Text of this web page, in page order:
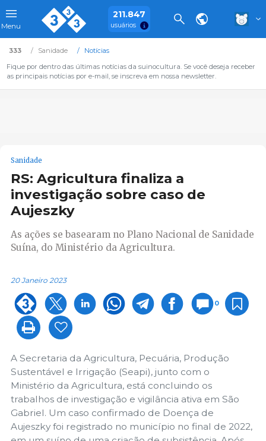
Menu
211.847
usuários
333 Sanidade
Notícias
Fique por dentro das últimas notícias da suinocultura. Se você deseja receber
as principais notícias por e-mail, se inscreva em nossa newsletter.
Sanidade
RS: Agricultura finaliza a
investigação sobre caso de
Aujeszky
As ações se basearam no Plano Nacional de Sanidade
Suína, do Ministério da Agricultura.
20 Janeiro 2023
0
A Secretaria da Agricultura, Pecuária, Produção
Sustentável e Irrigação (Seapi), junto com o
Ministério da Agricultura, está concluindo os
trabalhos de investigação e vigilância ativa em São
Gabriel. Um caso confirmado de Doença de
Aujeszky foi registrado no município no final de 2022,